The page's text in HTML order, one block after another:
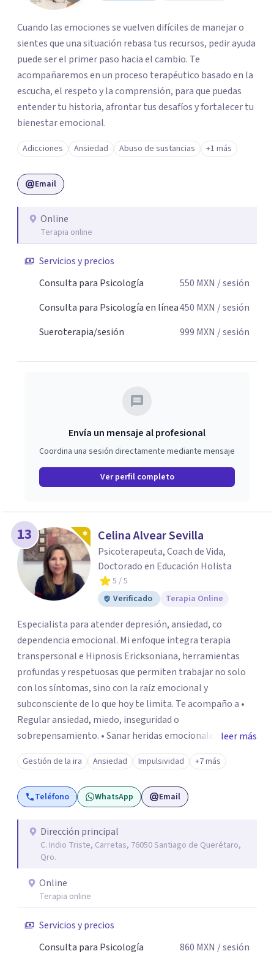
Cuando las emociones se vuelven difíciles de manejar o
sientes que una situación rebasa tus recursos, pedir ayuda
puede ser el primer paso hacia el cambio. Te
acompañaremos en un proceso terapéutico basado en la
escucha, el respeto y la comprensión, para que puedas
entender tu historia, afrontar tus desafíos y fortalecer tu
bienestar emocional.
Adicciones Ansiedad Abuso de sustancias +1 más
Email
Online
Terapia online
Servicios y precios
Consulta para Psicología
550 MXN / sesión
Consulta para Psicología en línea450 MXN / sesión
Sueroterapia/sesión
999 MXN / sesión
Envía un mensaje al profesional
Coordina una sesión directamente mediante mensaje
Ver perfil completo
13 Celina Alvear Sevilla
Psicoterapeuta, Coach de Vida,
Doctorado en Educación Holista
5 / 5
Verificado
Terapia Online
Especialista para atender depresión, ansiedad, co
dependencia emocional. Mi enfoque integra terapia
transpersonal e Hipnosis Ericksoniana, herramientas
profundas y respetuosas que permiten trabajar no solo
con los síntomas, sino con la raíz emocional y
subconsciente de lo que hoy te limita. Te acompaño a •
Regular ansiedad, miedo, inseguridad o
sobrepensamiento. • Sanar heridas emocionales y
fortalecer tu autoestima. . Comprender por qué repites
ciertos patrones o emociones. Puedes superar lo que te
preocupa y lograr tus objetivos más pronto de lo que
imaginas. Contáctame por Wahtsapp. Puedo ayudarte.
leer más
Gestión de la ira Ansiedad Impulsividad +7 más
Teléfono WhatsApp Email
Dirección principal
C. Indio Triste, Carretas, 76050 Santiago de Querétaro,
Qro.
Online
Terapia online
Servicios y precios
Consulta para Psicología
860 MXN / sesión